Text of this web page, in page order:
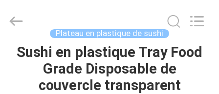
MAISON
PRODUITS
and
Export
Reserved.
Plateau en plastique de sushi
Sushi en plastique Tray Food
Grade Disposable de
couvercle transparent